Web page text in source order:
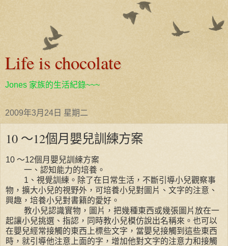
Life is chocolate
Jones 家族的生活紀錄~~~
2009年3月24日 星期二
10 ～12個月嬰兒訓練方案
10 ～12個月嬰兒訓練方案
一、認知能力的培養。
1、視覺訓練。除了在日常生活，不斷引導小兒觀察事
物，擴大小兒的視野外，可培養小兒對圖片、文字的注意、
興趣，培養小兒對書籍的愛好。
教小兒認識實物，圖片，把幾種東西或幾張圖片放在一
起讓小兒挑選、指認，同時教小兒模仿說出名稱來。也可以
在嬰兒經常接觸的東西上標些文字，當嬰兒接觸到這些東西
時，就引導他注意上面的字，增加他對文字的注意力和接觸